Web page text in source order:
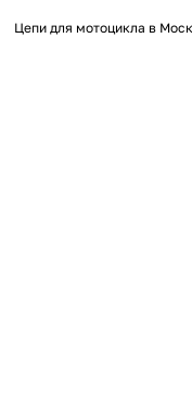
Цепи для мотоцикла в